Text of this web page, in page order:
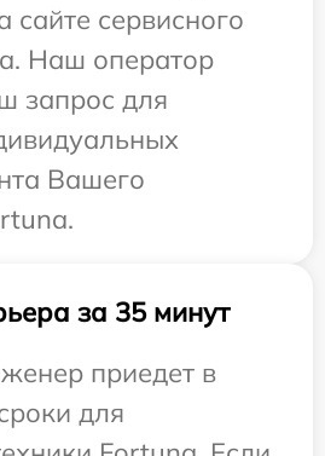
сайте сервисного
Наш оператор
запрос для
Вашего
за 35 минут
приедет в
для